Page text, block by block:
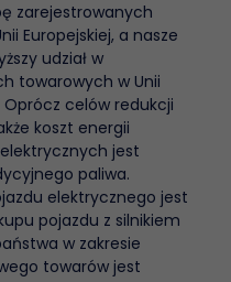
zarejestrowanych
Europejskiej, a nasze
udział w
towarowych w Unii
Oprócz celów redukcji
koszt energii
jest
paliwa.
elektrycznego jest
pojazdu z silnikiem
w zakresie
towarów jest